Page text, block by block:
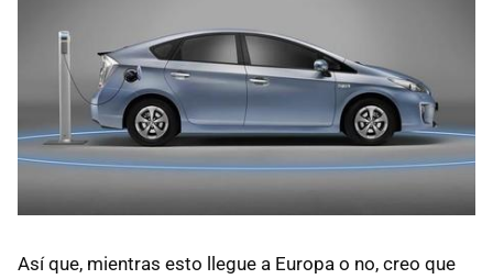
Así que, mientras esto llegue a Europa o no, creo que